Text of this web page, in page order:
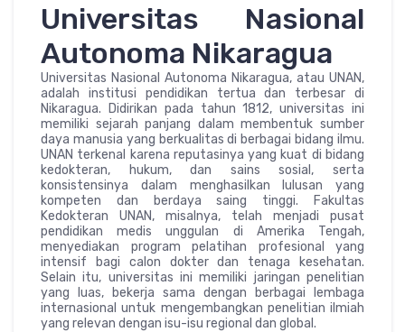
Universitas Nasional
Autonoma Nikaragua
Universitas Nasional Autonoma Nikaragua, atau UNAN,
adalah institusi pendidikan tertua dan terbesar di
Nikaragua. Didirikan pada tahun 1812, universitas ini
memiliki sejarah panjang dalam membentuk sumber
daya manusia yang berkualitas di berbagai bidang ilmu.
UNAN terkenal karena reputasinya yang kuat di bidang
kedokteran, hukum, dan sains sosial, serta
konsistensinya dalam menghasilkan lulusan yang
kompeten dan berdaya saing tinggi. Fakultas
Kedokteran UNAN, misalnya, telah menjadi pusat
pendidikan medis unggulan di Amerika Tengah,
menyediakan program pelatihan profesional yang
intensif bagi calon dokter dan tenaga kesehatan.
Selain itu, universitas ini memiliki jaringan penelitian
yang luas, bekerja sama dengan berbagai lembaga
internasional untuk mengembangkan penelitian ilmiah
yang relevan dengan isu-isu regional dan global.